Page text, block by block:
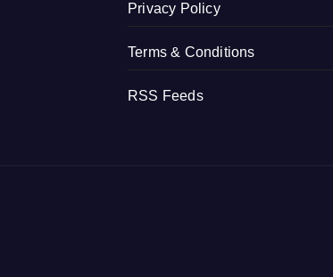
Privacy Policy
Terms & Conditions
RSS Feeds